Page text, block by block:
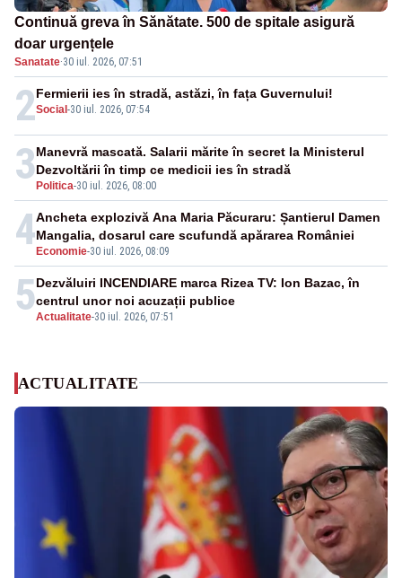
Continuă greva în Sănătate. 500 de spitale asigură
doar urgențele
Sanatate·30 iul. 2026, 07:51
2Social-30 iul. 2026, 07:54
Fermierii ies în stradă, astăzi, în fața Guvernului!
3Politica-30 iul. 2026, 08:00
Manevră mascată. Salarii mărite în secret la Ministerul
Dezvoltării în timp ce medicii ies în stradă
4Economie-30 iul. 2026, 08:09
Ancheta explozivă Ana Maria Păcuraru: Șantierul Damen
Mangalia, dosarul care scufundă apărarea României
5Actualitate-30 iul. 2026, 07:51
Dezvăluiri INCENDIARE marca Rizea TV: Ion Bazac, în
centrul unor noi acuzații publice
ACTUALITATE